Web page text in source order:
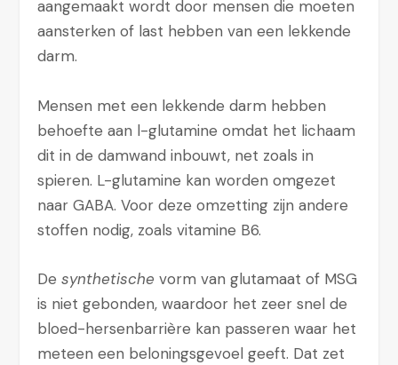
aangemaakt wordt door mensen die moeten
aansterken of last hebben van een lekkende
darm.
Mensen met een lekkende darm hebben
behoefte aan l-glutamine omdat het lichaam
dit in de damwand inbouwt, net zoals in
spieren. L-glutamine kan worden omgezet
naar GABA. Voor deze omzetting zijn andere
stoffen nodig, zoals vitamine B6.
Desynthetische vorm van glutamaat of MSG
is niet gebonden, waardoor het zeer snel de
bloed-hersenbarrière kan passeren waar het
meteen een beloningsgevoel geeft. Dat zet